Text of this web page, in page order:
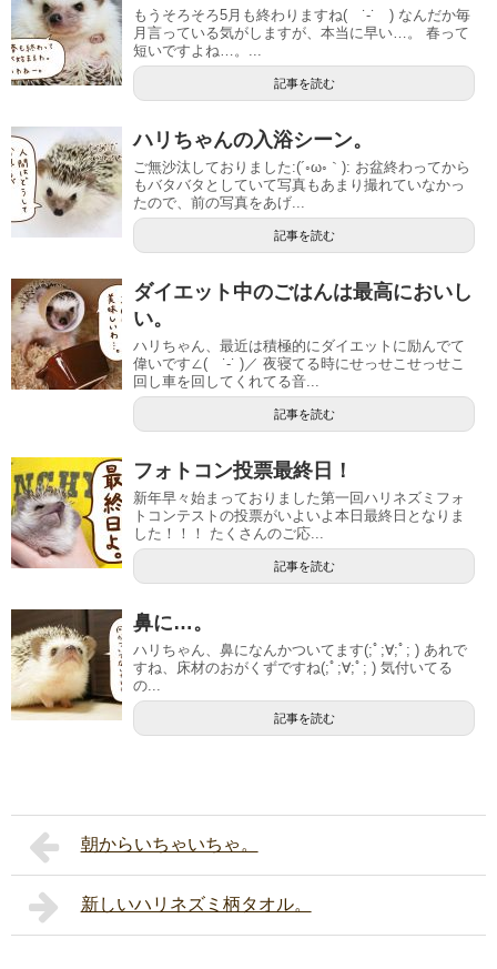
もうそろそろ5月も終わりますね( ˙-˙ ) なんだか毎
月言っている気がしますが、本当に早い…。 春って
短いですよね…。...
記事を読む
ハリちゃんの入浴シーン。
ご無沙汰しておりました:(´◦ω◦｀): お盆終わってから
もバタバタとしていて写真もあまり撮れていなかっ
たので、前の写真をあげ...
記事を読む
ダイエット中のごはんは最高においし
い。
ハリちゃん、最近は積極的にダイエットに励んでて
偉いです∠( ˙-˙ )／ 夜寝てる時にせっせこせっせこ
回し車を回してくれてる音...
記事を読む
フォトコン投票最終日！
新年早々始まっておりました第一回ハリネズミフォ
トコンテストの投票がいよいよ本日最終日となりま
した！！！ たくさんのご応...
記事を読む
鼻に…。
ハリちゃん、鼻になんかついてます(;ﾟ;∀;ﾟ; ) あれで
すね、床材のおがくずですね(;ﾟ;∀;ﾟ; ) 気付いてる
の...
記事を読む
朝からいちゃいちゃ。
新しいハリネズミ柄タオル。